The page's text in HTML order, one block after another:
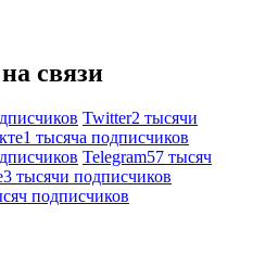
связи
Twitter2 тысячи
1 тысяча подписчиков
Telegram57 тысяч
3 тысячи подписчиков
подписчиков